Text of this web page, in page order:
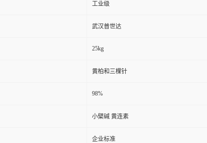
工业级
武汉普世达
25kg
黄柏和三棵针
98%
小檗碱 黄连素
企业标准